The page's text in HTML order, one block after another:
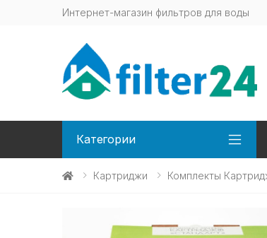
Интернет-магазин фильтров для воды
Категории
Картриджи Комплекты